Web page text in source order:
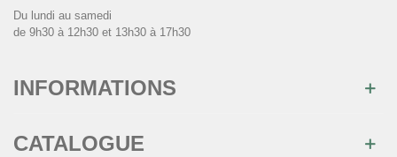
Du lundi au samedi
de 9h30 à 12h30 et 13h30 à 17h30
INFORMATIONS
CATALOGUE